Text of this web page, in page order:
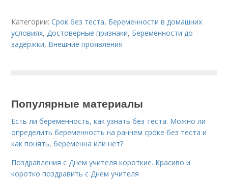
Категории:Срок без теста, Беременности в домашних
условиях,Достоверные признаки, Беременности до
задержки, Внешние проявления
Популярные материалы
Есть ли беременность, как узнать без теста. Можно ли
определить беременность на раннем сроке без теста и
как понять, беременна или нет?
Поздравления с Днем учителя короткие. Красиво и
коротко поздравить с Днем учителя